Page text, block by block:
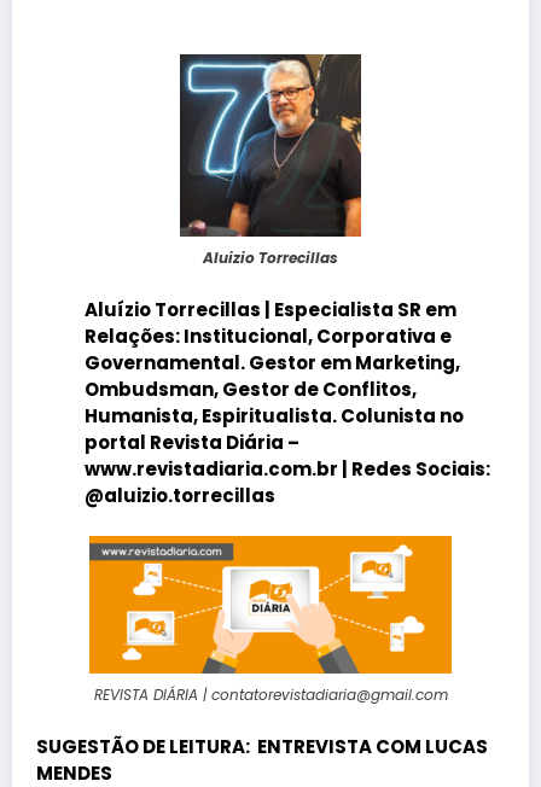
Aluizio Torrecillas
Aluízio Torrecillas | Especialista SR em
Relações: Institucional, Corporativa e
Governamental. Gestor em Marketing,
Ombudsman, Gestor de Conflitos,
Humanista, Espiritualista. Colunista no
portal Revista Diária –
www.revistadiaria.com.br | Redes Sociais:
@aluizio.torrecillas
REVISTA DIÁRIA | contatorevistadiaria@gmail.com
SUGESTÃO DE LEITURA: ENTREVISTA COM LUCAS
MENDES